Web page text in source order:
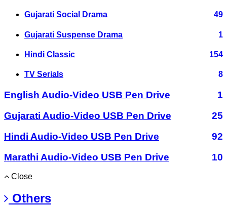
Gujarati Social Drama 49
Gujarati Suspense Drama 1
Hindi Classic 154
TV Serials 8
English Audio-Video USB Pen Drive
1
Gujarati Audio-Video USB Pen Drive
25
Hindi Audio-Video USB Pen Drive
92
Marathi Audio-Video USB Pen Drive
10
Close
Others